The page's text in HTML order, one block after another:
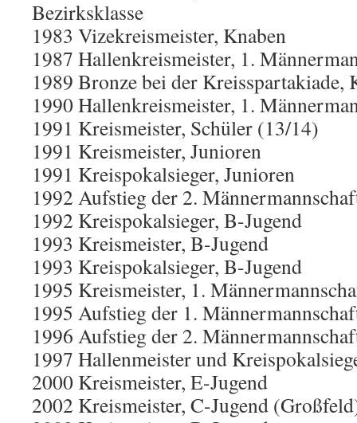
Bezirksklasse
1983 Vizekreismeister, Knaben
1987 Hallenkreismeister, 1.
1989 Bronze bei der Kreisspartakiade,
1990 Hallenkreismeister, 1.
1991 Kreismeister, Schüler (13/14)
1991 Kreismeister, Junioren
1991 Kreispokalsieger, Junioren
1992 Aufstieg der 2.
1992 Kreispokalsieger, B-Jugend
1993 Kreismeister, B-Jugend
1993 Kreispokalsieger, B-Jugend
1995 Kreismeister, 1.
1995 Aufstieg der 1.
1996 Aufstieg der 2.
1997 Hallenmeister und
2000 Kreismeister, E-Jugend
2002 Kreismeister, C-Jugend